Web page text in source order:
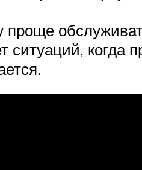
проще
ситуаций, когда